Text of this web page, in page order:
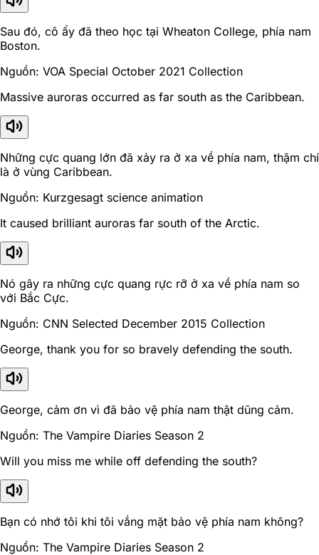
Sau đó, cô ấy đã theo học tại Wheaton College, phía nam
Boston.
Nguồn: VOA Special October 2021 Collection
Massive auroras occurred as far south as the Caribbean.
Những cực quang lớn đã xảy ra ở xa về phía nam, thậm chí
là ở vùng Caribbean.
Nguồn: Kurzgesagt science animation
It caused brilliant auroras far south of the Arctic.
Nó gây ra những cực quang rực rỡ ở xa về phía nam so
với Bắc Cực.
Nguồn: CNN Selected December 2015 Collection
George, thank you for so bravely defending the south.
George, cảm ơn vì đã bảo vệ phía nam thật dũng cảm.
Nguồn: The Vampire Diaries Season 2
Will you miss me while off defending the south?
Bạn có nhớ tôi khi tôi vắng mặt bảo vệ phía nam không?
Nguồn: The Vampire Diaries Season 2